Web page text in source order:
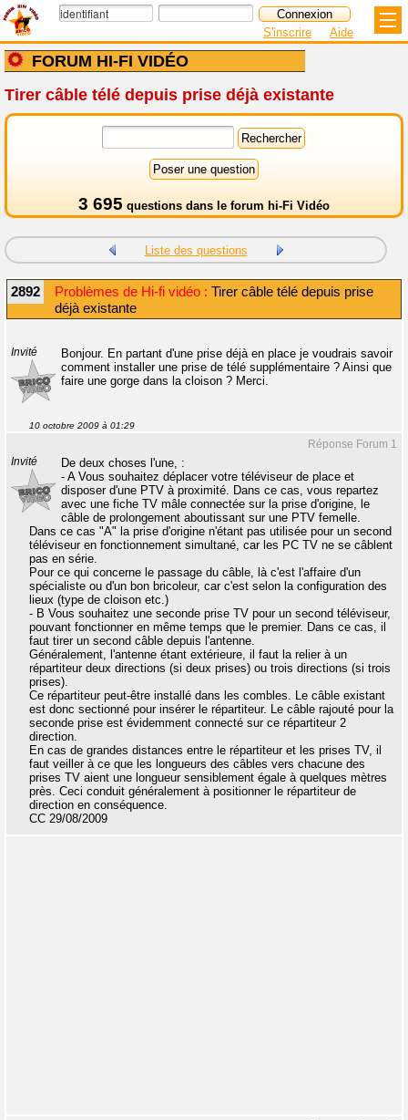
FORUM HI-FI VIDÉO
S'inscrire Aide
Tirer câble télé depuis prise déjà existante
3 695 questions dans le forum hi-Fi Vidéo
Liste des questions
2892 Problèmes de Hi-fi vidéo : Tirer câble télé depuis prise
déjà existante
Invité
Bonjour. En partant d'une prise déjà en place je voudrais savoir
comment installer une prise de télé supplémentaire ? Ainsi que
faire une gorge dans la cloison ? Merci.
10 octobre 2009 à 01:29
Réponse Forum 1
Invité
De deux choses l'une, :
- A Vous souhaitez déplacer votre téléviseur de place et
disposer d'une PTV à proximité. Dans ce cas, vous repartez
avec une fiche TV mâle connectée sur la prise d'origine, le
câble de prolongement aboutissant sur une PTV femelle.
Dans ce cas "A" la prise d'origine n'étant pas utilisée pour un second
téléviseur en fonctionnement simultané, car les PC TV ne se câblent
pas en série.
Pour ce qui concerne le passage du câble, là c'est l'affaire d'un
spécialiste ou d'un bon bricoleur, car c'est selon la configuration des
lieux (type de cloison etc.)
- B Vous souhaitez une seconde prise TV pour un second téléviseur,
pouvant fonctionner en même temps que le premier. Dans ce cas, il
faut tirer un second câble depuis l'antenne.
Généralement, l'antenne étant extérieure, il faut la relier à un
répartiteur deux directions (si deux prises) ou trois directions (si trois
prises).
Ce répartiteur peut-être installé dans les combles. Le câble existant
est donc sectionné pour insérer le répartiteur. Le câble rajouté pour la
seconde prise est évidemment connecté sur ce répartiteur 2
direction.
En cas de grandes distances entre le répartiteur et les prises TV, il
faut veiller à ce que les longueurs des câbles vers chacune des
prises TV aient une longueur sensiblement égale à quelques mètres
près. Ceci conduit généralement à positionner le répartiteur de
direction en conséquence.
CC 29/08/2009